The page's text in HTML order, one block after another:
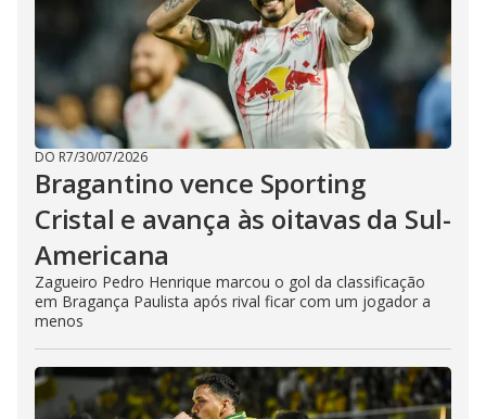
DO R7/30/07/2026
Bragantino vence Sporting
Cristal e avança às oitavas da Sul-
Americana
Zagueiro Pedro Henrique marcou o gol da classificação
em Bragança Paulista após rival ficar com um jogador a
menos